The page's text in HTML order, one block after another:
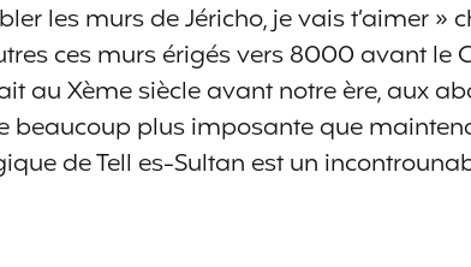
les murs de Jéricho, je vais t’aimer »
ces murs érigés vers 8000 avant le
au Xème siècle avant notre ère, aux
beaucoup plus imposante que
de Tell es-Sultan est un